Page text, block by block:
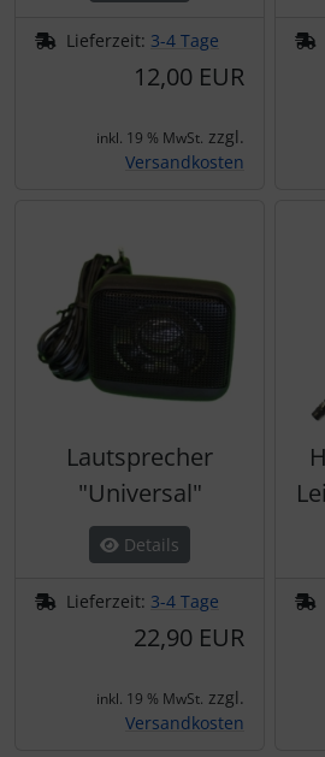
Lieferzeit: 3-4 Tage
12,00 EUR
inkl. 19 % MwSt. zzgl.
Versandkosten
Lautsprecher
"Universal"
Details
Lieferzeit: 3-4 Tage
22,90 EUR
inkl. 19 % MwSt. zzgl.
Versandkosten